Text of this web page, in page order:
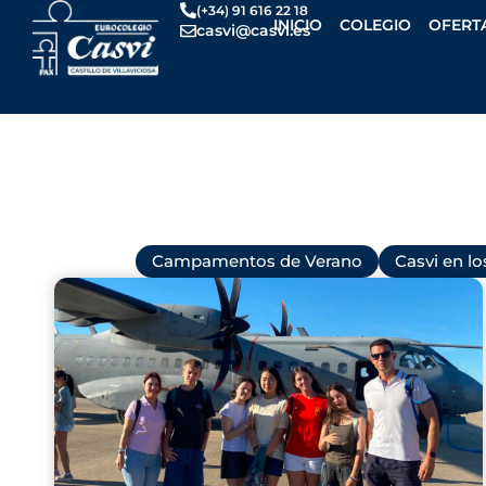
contenido
(+34) 91 616 22 18
casvi@casvi.es
INICIO COLEGIO
Campamentos de Verano Casvi en